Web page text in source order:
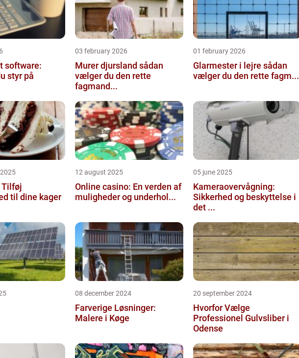
software:
styr på
03 february 2026
Murer djursland sådan
vælger du den rette
fagmand...
01 february 2026
Glarmester i lejre sådan
vælger du den rette fagm...
Tilføj
til dine kager
12 august 2025
Online casino: En verden af
muligheder og underhol...
05 june 2025
Kameraovervågning:
Sikkerhed og beskyttelse i
det ...
08 december 2024
Farverige Løsninger:
Malere i Køge
20 september 2024
Hvorfor Vælge
Professionel Gulvsliber i
Odense